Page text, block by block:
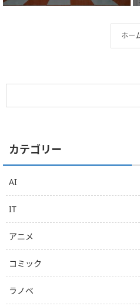
ホー
カテゴリー
AI
IT
アニメ
コミック
ラノベ